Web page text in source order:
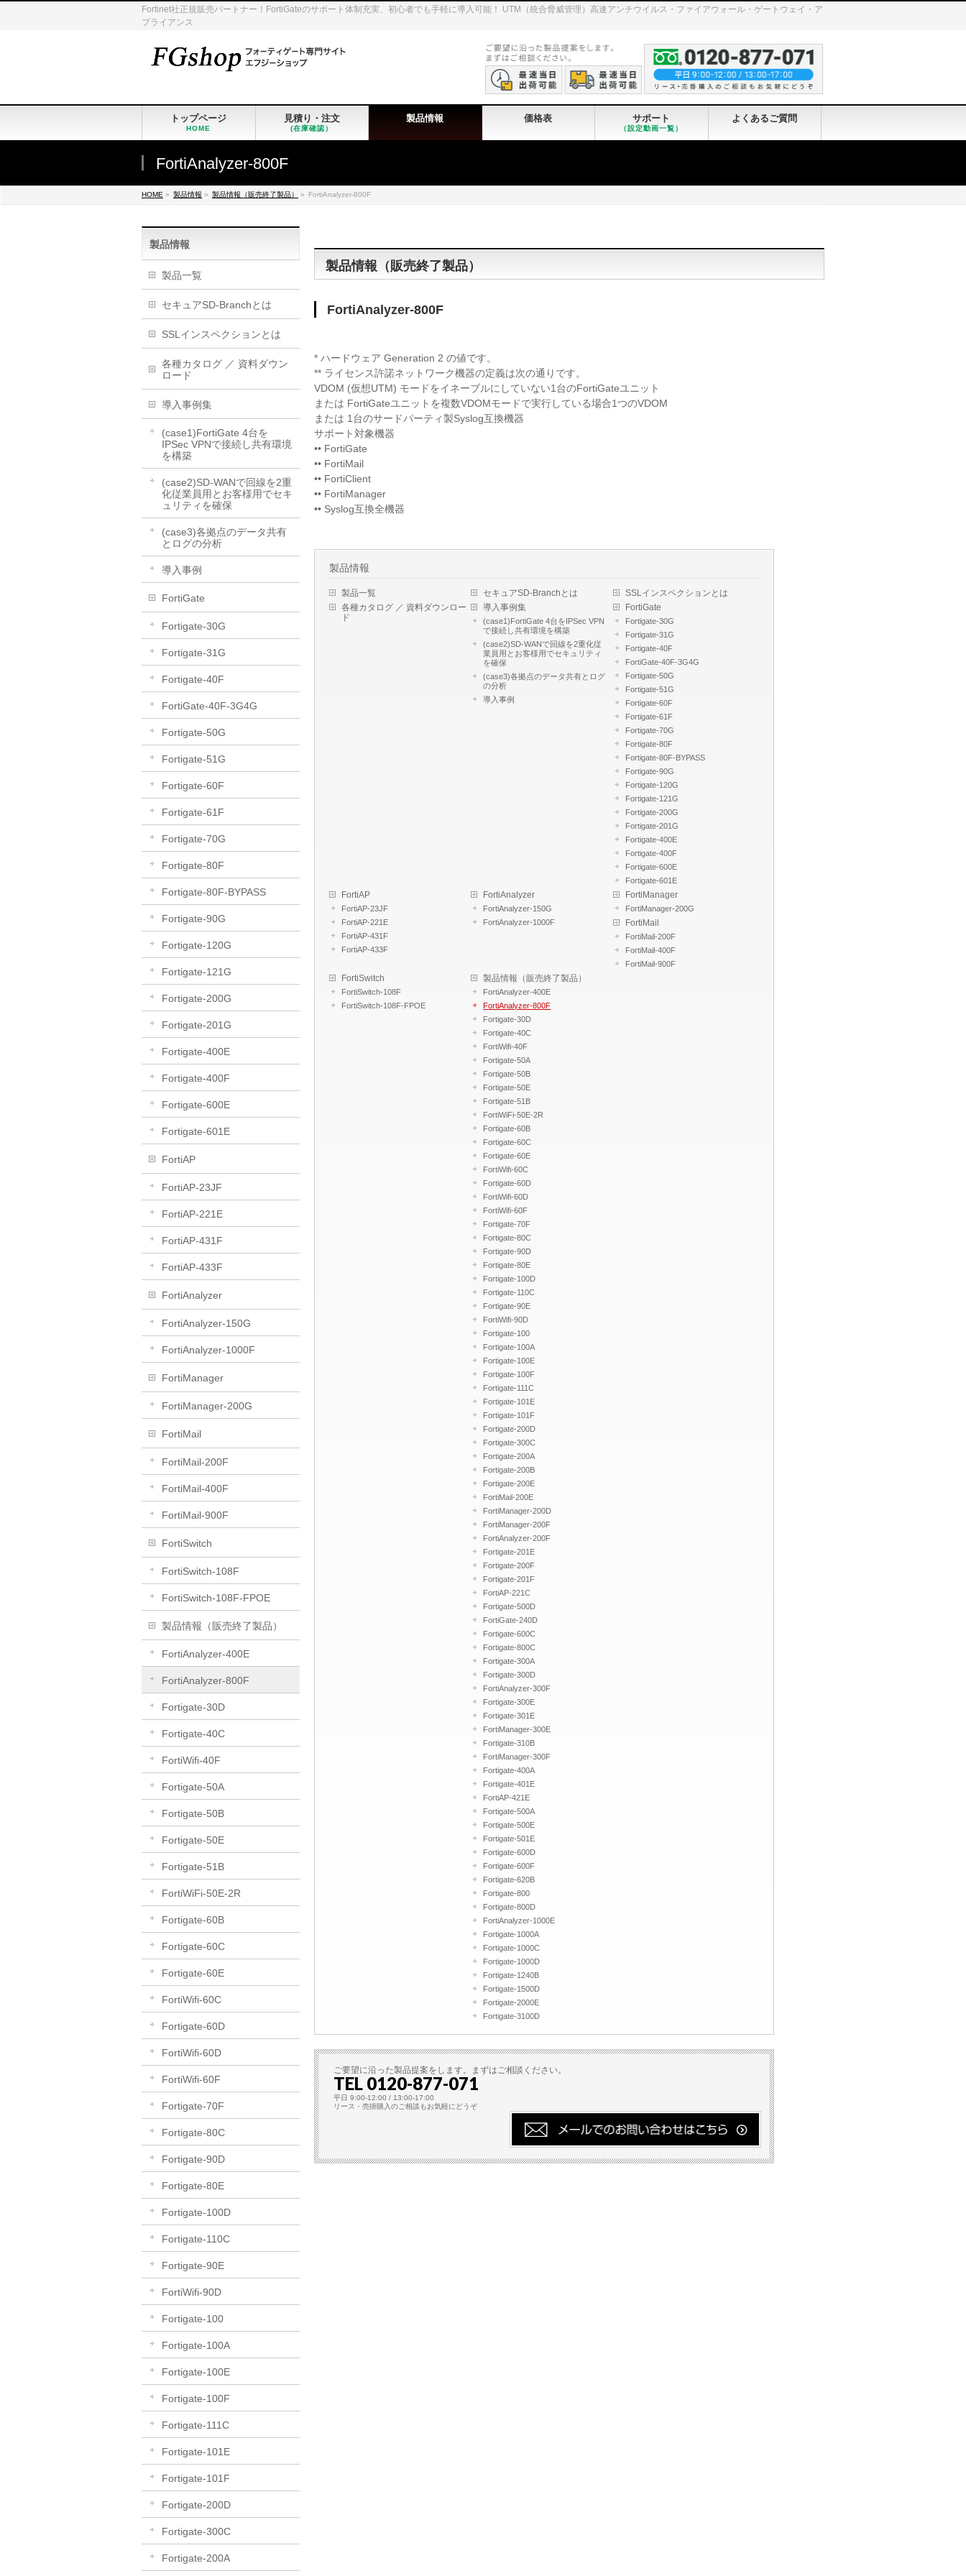
Fortinet社正規販売パートナー！FortiGateのサポート体制充実、初心者でも手軽に導入可能！ UTM（統合脅威管理）高速アンチウイルス・ファイアウォール・ゲートウェイ・ア
プライアンス
トップページ
HOME
見積り・注文
(在庫確認）
製品情報 価格表 サポート
（設定動画一覧）
よくあるご質問
FortiAnalyzer-800F
HOME » 製品情報 » 製品情報（販売終了製品） » FortiAnalyzer-800F
製品情報（販売終了製品）
FortiAnalyzer-800F
* ハードウェア Generation 2 の値です。
** ライセンス許諾ネットワーク機器の定義は次の通りです。
VDOM (仮想UTM) モードをイネーブルにしていない1台のFortiGateユニット
または FortiGateユニットを複数VDOMモードで実行している場合1つのVDOM
または 1台のサードパーティ製Syslog互換機器
サポート対象機器
•• FortiGate
•• FortiMail
•• FortiClient
•• FortiManager
•• Syslog互換全機器
製品情報
製品一覧 セキュアSD-Branchとは
SSLインスペクションとは
各種カタログ ／ 資料ダウンロー
ド
導入事例集
(case1)FortiGate 4台をIPSec VPN
で接続し共有環境を構築
(case2)SD-WANで回線を2重化従
業員用とお客様用でセキュリティ
を確保
(case3)各拠点のデータ共有とログ
の分析
導入事例
FortiGate
Fortigate-30G
Fortigate-31G
Fortigate-40F
FortiGate-40F-3G4G
Fortigate-50G
Fortigate-51G
Fortigate-60F
Fortigate-61F
Fortigate-70G
Fortigate-80F
Fortigate-80F-BYPASS
Fortigate-90G
Fortigate-120G
Fortigate-121G
Fortigate-200G
Fortigate-201G
Fortigate-400E
Fortigate-400F
Fortigate-600E
Fortigate-601E
FortiAP
FortiAP-23JF
FortiAP-221E
FortiAP-431F
FortiAP-433F
FortiAnalyzer
FortiAnalyzer-150G
FortiAnalyzer-1000F
FortiManager
FortiManager-200G
FortiMail
FortiMail-200F
FortiMail-400F
FortiMail-900F
FortiSwitch
FortiSwitch-108F
FortiSwitch-108F-FPOE
製品情報（販売終了製品）
FortiAnalyzer-400E
FortiAnalyzer-800F
Fortigate-30D
Fortigate-40C
FortiWifi-40F
Fortigate-50A
Fortigate-50B
Fortigate-50E
Fortigate-51B
FortiWiFi-50E-2R
Fortigate-60B
Fortigate-60C
Fortigate-60E
FortiWifi-60C
Fortigate-60D
FortiWifi-60D
FortiWifi-60F
Fortigate-70F
Fortigate-80C
Fortigate-90D
Fortigate-80E
Fortigate-100D
Fortigate-110C
Fortigate-90E
FortiWifi-90D
Fortigate-100
Fortigate-100A
Fortigate-100E
Fortigate-100F
Fortigate-111C
Fortigate-101E
Fortigate-101F
Fortigate-200D
Fortigate-300C
Fortigate-200A
Fortigate-200B
Fortigate-200E
FortiMail-200E
FortiManager-200D
FortiManager-200F
FortiAnalyzer-200F
Fortigate-201E
Fortigate-200F
Fortigate-201F
FortiAP-221C
Fortigate-500D
FortiGate-240D
Fortigate-600C
Fortigate-800C
Fortigate-300A
Fortigate-300D
FortiAnalyzer-300F
Fortigate-300E
Fortigate-301E
FortiManager-300E
Fortigate-310B
FortiManager-300F
Fortigate-400A
Fortigate-401E
FortiAP-421E
Fortigate-500A
Fortigate-500E
Fortigate-501E
Fortigate-600D
Fortigate-600F
Fortigate-620B
Fortigate-800
Fortigate-800D
FortiAnalyzer-1000E
Fortigate-1000A
Fortigate-1000C
Fortigate-1000D
Fortigate-1240B
Fortigate-1500D
Fortigate-2000E
Fortigate-3100D
ご要望に沿った製品提案をします。まずはご相談ください。
TEL 0120-877-071
平日 9:00-12:00 / 13:00-17:00
リース・売掛購入のご相談もお気軽にどうぞ
製品情報
製品一覧
セキュアSD-Branchとは
SSLインスペクションとは
各種カタログ ／ 資料ダウン
ロード
導入事例集
(case1)FortiGate 4台を
IPSec VPNで接続し共有環境
を構築
(case2)SD-WANで回線を2重
化従業員用とお客様用でセキ
ュリティを確保
(case3)各拠点のデータ共有
とログの分析
導入事例
FortiGate
Fortigate-30G
Fortigate-31G
Fortigate-40F
FortiGate-40F-3G4G
Fortigate-50G
Fortigate-51G
Fortigate-60F
Fortigate-61F
Fortigate-70G
Fortigate-80F
Fortigate-80F-BYPASS
Fortigate-90G
Fortigate-120G
Fortigate-121G
Fortigate-200G
Fortigate-201G
Fortigate-400E
Fortigate-400F
Fortigate-600E
Fortigate-601E
FortiAP
FortiAP-23JF
FortiAP-221E
FortiAP-431F
FortiAP-433F
FortiAnalyzer
FortiAnalyzer-150G
FortiAnalyzer-1000F
FortiManager
FortiManager-200G
FortiMail
FortiMail-200F
FortiMail-400F
FortiMail-900F
FortiSwitch
FortiSwitch-108F
FortiSwitch-108F-FPOE
製品情報（販売終了製品）
FortiAnalyzer-400E
FortiAnalyzer-800F
Fortigate-30D
Fortigate-40C
FortiWifi-40F
Fortigate-50A
Fortigate-50B
Fortigate-50E
Fortigate-51B
FortiWiFi-50E-2R
Fortigate-60B
Fortigate-60C
Fortigate-60E
FortiWifi-60C
Fortigate-60D
FortiWifi-60D
FortiWifi-60F
Fortigate-70F
Fortigate-80C
Fortigate-90D
Fortigate-80E
Fortigate-100D
Fortigate-110C
Fortigate-90E
FortiWifi-90D
Fortigate-100
Fortigate-100A
Fortigate-100E
Fortigate-100F
Fortigate-111C
Fortigate-101E
Fortigate-101F
Fortigate-200D
Fortigate-300C
Fortigate-200A